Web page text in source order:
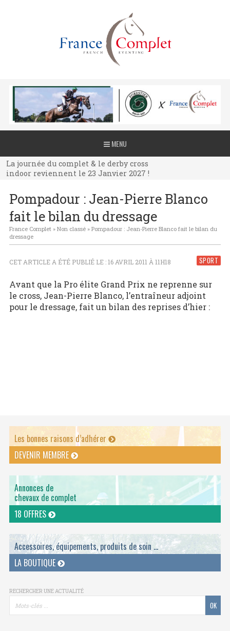
MENU
La journée du complet & le derby cross
indoor reviennent le 23 Janvier 2027 !
La journée du complet & le derby cross
indoor reviennent le 23 Janvier 2027 !
indoor reviennent le 23 Janvier 2027 !
Pompadour : Jean-Pierre Blanco
fait le bilan du dressage
France Complet» Non classé» Pompadour : Jean-Pierre Blanco fait le bilan du
dressage
SPORT
CET ARTICLE A ÉTÉ PUBLIÉ LE : 16 AVRIL 2011 À 11H18
Avant que la Pro élite Grand Prix ne reprenne sur
le cross, Jean-Pierre Blanco, l’entraîneur adjoint
pour le dressage, fait un bilan des reprises d’hier :
Les bonnes raisons d’adhérer
DEVENIR MEMBRE
Annonces de
chevaux de complet
18 OFFRES
Accessoires, équipements, produits de soin ...
LA BOUTIQUE
RECHERCHER UNE ACTUALITÉ